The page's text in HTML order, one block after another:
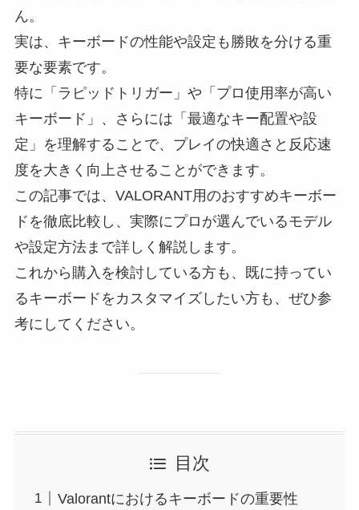
ん。
実は、キーボードの性能や設定も勝敗を分ける重
要な要素です。
特に「ラピッドトリガー」や「プロ使用率が高い
キーボード」、さらには「最適なキー配置や設
定」を理解することで、プレイの快適さと反応速
度を大きく向上させることができます。
この記事では、VALORANT用のおすすめキーボー
ドを徹底比較し、実際にプロが選んでいるモデル
や設定方法まで詳しく解説します。
これから購入を検討している方も、既に持ってい
るキーボードをカスタマイズしたい方も、ぜひ参
考にしてください。
目次
Valorantにおけるキーボードの重要性